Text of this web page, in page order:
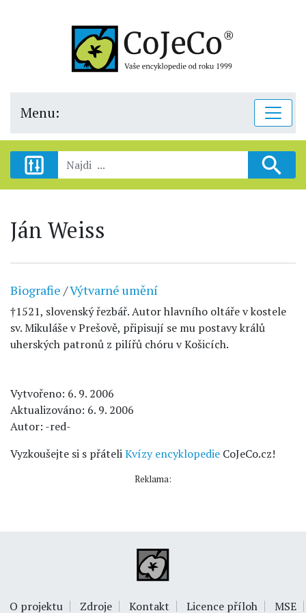
Menu:
Ján Weiss
Biografie /Výtvarné umění
†1521, slovenský řezbář. Autor hlavního oltáře v kostele
sv. Mikuláše v Prešově, připisují se mu postavy králů
uherských patronů z pilířů chóru v Košicích.
Vytvořeno: 6. 9. 2006
Aktualizováno: 6. 9. 2006
Autor: -red-
Vyzkoušejte si s přáteliKvízy encyklopedie CoJeCo.cz!
Reklama:
O projektu Zdroje Kontakt Licence příloh MSE